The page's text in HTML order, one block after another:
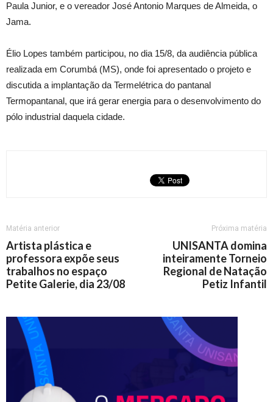
Paula Junior, e o vereador José Antonio Marques de Almeida, o
Jama.
Élio Lopes também participou, no dia 15/8, da audiência pública
realizada em Corumbá (MS), onde foi apresentado o projeto e
discutida a implantação da Termelétrica do pantanal
Termopantanal, que irá gerar energia para o desenvolvimento do
pólo industrial daquela cidade.
Matéria anterior
Artista plástica e
professora expõe seus
trabalhos no espaço
Petite Galerie, dia 23/08
Próxima matéria
UNISANTA domina
inteiramente Torneio
Regional de Natação
Petiz Infantil